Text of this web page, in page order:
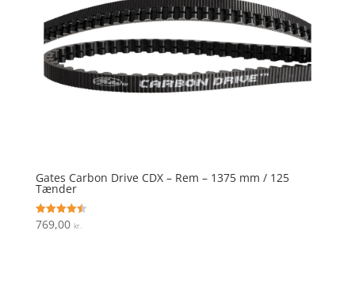
Gates Carbon Drive CDX – Rem – 1375 mm / 125
Tænder
Vurderet
4.5
769,00 kr.